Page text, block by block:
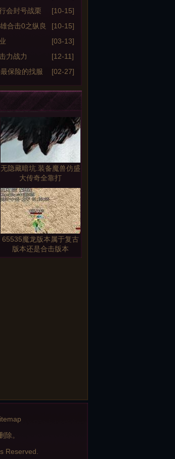
会封号战栗
[10-15]
合击0之纵良
[10-15]
[03-13]
力战力
[12-11]
保险的找服
[02-27]
无隐藏暗坑.装备魔兽仿盛
大传奇全靠打
65535魔龙版本属于复古
版本还是合击版本
黑铁矿石+5售多少礼券？
。
Reserved.